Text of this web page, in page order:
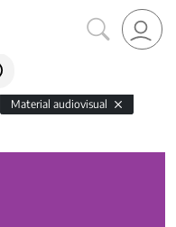
Material audiovisual